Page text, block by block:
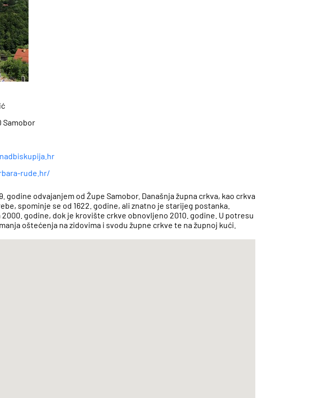
Samobor
rude.hr/
godine odvajanjem od Župe Samobor. Današnja župna crkva, kao crkva
spominje se od 1622. godine, ali znatno je starijeg postanka.
godine, dok je krovište crkve obnovljeno 2010. godine. U potresu
oštećenja na zidovima i svodu župne crkve te na župnoj kući.